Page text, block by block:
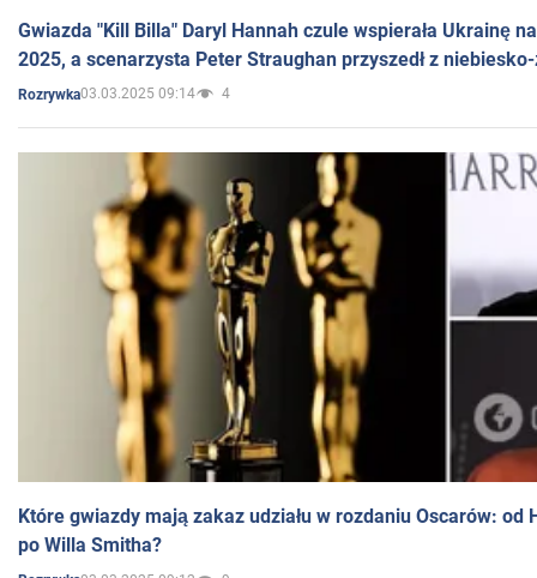
Gwiazda "Kill Billa" Daryl Hannah czule wspierała Ukrainę
2025, a scenarzysta Peter Straughan przyszedł z
Rozrywka03.03.2025 09:14 4
Które gwiazdy mają zakaz udziału w rozdaniu Oscarów: od
po Willa Smitha?